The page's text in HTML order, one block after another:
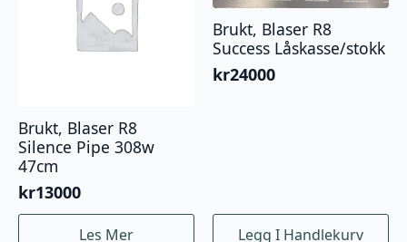
Brukt, Blaser R8
Silence Pipe 308w
47cm
kr13000
Les Mer
Brukt, Blaser R8
Success Låskasse/stokk
kr24000
Legg I Handlekurv